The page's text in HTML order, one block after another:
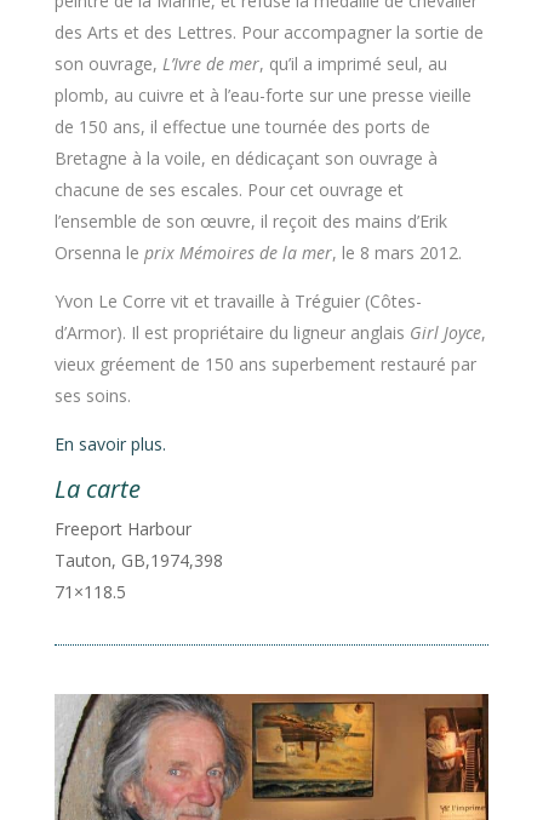
des Arts et des Lettres. Pour accompagner la sortie de
son ouvrage, L’Ivre de mer, qu’il a imprimé seul, au
plomb, au cuivre et à l’eau-forte sur une presse vieille
de 150 ans, il effectue une tournée des ports de
Bretagne à la voile, en dédicaçant son ouvrage à
chacune de ses escales. Pour cet ouvrage et
l’ensemble de son œuvre, il reçoit des mains d’Erik
Orsenna le prix Mémoires de la mer, le 8 mars 2012.
Yvon Le Corre vit et travaille à Tréguier (Côtes-
d’Armor). Il est propriétaire du ligneur anglais Girl Joyce,
vieux gréement de 150 ans superbement restauré par
ses soins.
En savoir plus.
La carte
Freeport Harbour
Tauton, GB,1974,398
71×118.5